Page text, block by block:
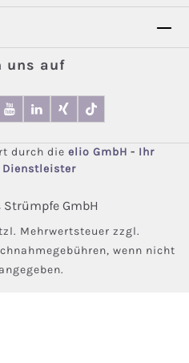
uns auf
durch die elio GmbH - Ihr
Dienstleister
GmbH
Mehrwertsteuer zzgl.
wenn nicht